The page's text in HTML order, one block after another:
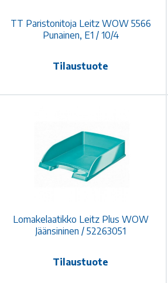
TT Paristonitoja Leitz WOW 5566
Punainen, E1 / 10/4
Tilaustuote
Lomakelaatikko Leitz Plus WOW
Jäänsininen / 52263051
Tilaustuote